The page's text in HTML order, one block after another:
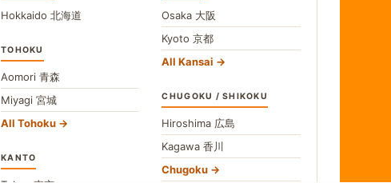
Hokkaido 北海道
TOHOKU
Aomori 青森
Miyagi 宮城
All Tohoku
KANTO
Osaka 大阪
Kyoto京都
All Kansai
CHUGOKU / SHIKOKU
Hiroshima 広島
Kagawa香川
Chugoku